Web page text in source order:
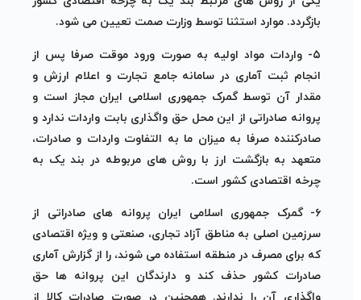
بازگردد. موارد استثنا توسط وزارت صمت تعیین می شود.
۵- واردات مواد اولیه به صورت ورود موقت صرفا پس از
انجام ثبت آماری در سامانه جامع تجارت و اعلام ارزش و
مقدار آن توسط گمرک جمهوری اسلامی ایران مجاز است و
پروانه صادراتی از این محل حق واگذاری بابت واردات ندارد و
صادرکننده صرفا به میزان ما به التفاوت واردات و صادرات،
متعهد به بازگشت ارز با روش های مربوطه در بند یک به
چرخه اقتصادی کشور است.
۶- گمرک جمهوری اسلامی ایران پروانه های صادراتی از
سرزمین اصلی به مناطق آزاد تجاری، صنعتی و ویژه اقتصادی
که برای مصرف در منطقه استفاده می شوند، را از گزارش آماری
صادرات کشور حذف کند و دارندگان این پروانه ها حق